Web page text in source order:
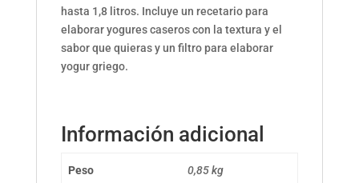
hasta 1,8 litros. Incluye un recetario para
elaborar yogures caseros con la textura y el
sabor que quieras y un filtro para elaborar
yogur griego.
Información adicional
Peso 0,85 kg